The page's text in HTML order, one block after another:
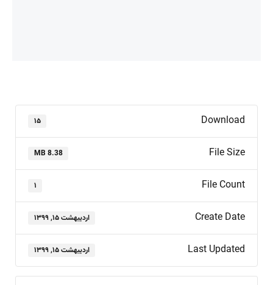
Download ۱۵
File Size
8.38 MB
File Count ۱
Create Date اردیبهشت ۱۵, ۱۳۹۹
Last Updated اردیبهشت ۱۵, ۱۳۹۹